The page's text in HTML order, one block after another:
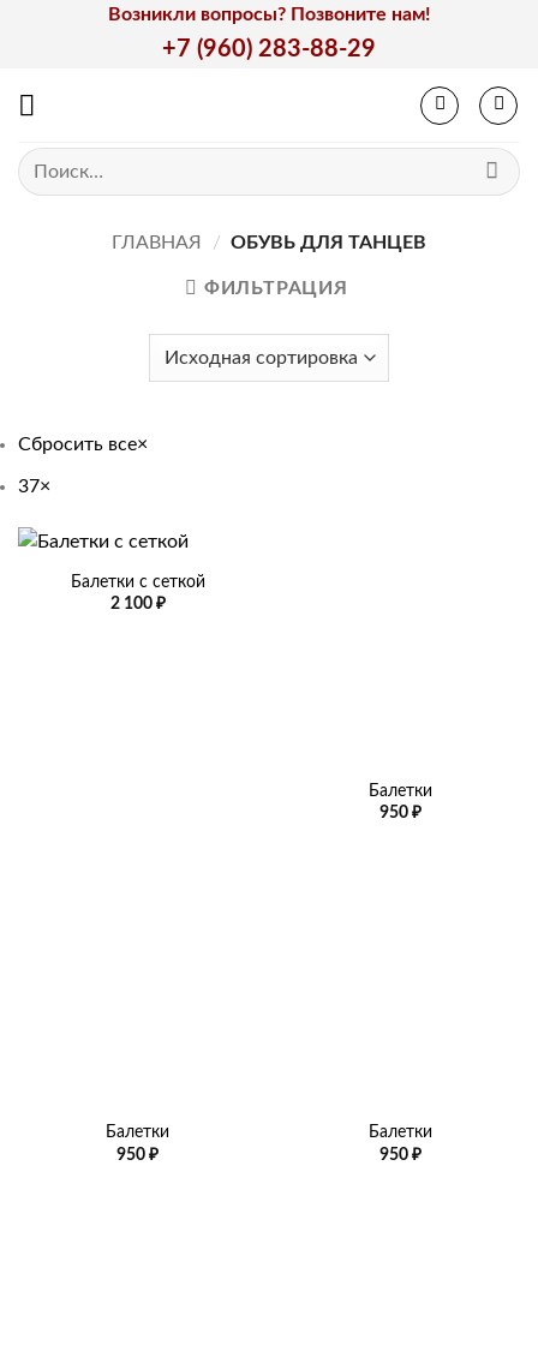
Возникли вопросы? Позвоните нам!
+7 (960) 283-88-29
Искать:
ГЛАВНАЯ / ОБУВЬ ДЛЯ ТАНЦЕВ
ФИЛЬТРАЦИЯ
Сбросить все×
37×
Балетки с сеткой
2 100 ₽
Балетки
950 ₽
Балетки
950 ₽
Балетки
950 ₽